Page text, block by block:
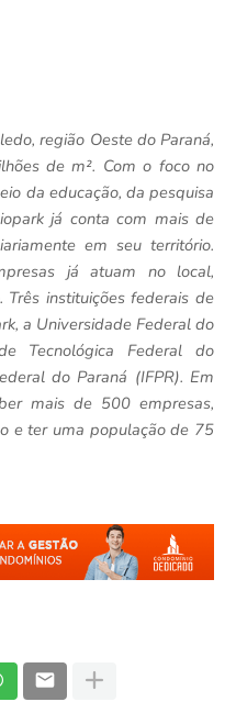
região Oeste do Paraná,
de m². Com o foco no
da educação, da pesquisa
já conta com mais de
em seu território.
já atuam no local,
instituições federais de
a Universidade Federal do
Tecnológica Federal do
do Paraná (IFPR). Em
mais de 500 empresas,
e ter uma população de 75